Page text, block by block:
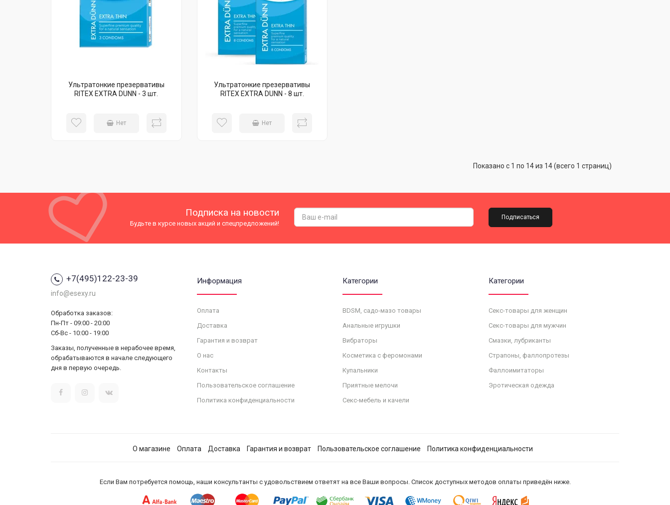
Ультратонкие презервативы
RITEX EXTRA DUNN - 3 шт.
Нет
Ультратонкие презервативы
RITEX EXTRA DUNN - 8 шт.
Нет
Показано с 1 по 14 из 14 (всего 1 страниц)
Подписка на новости
Будьте в курсе новых акций и спецпредложений!
Подписаться
+7(495)122-23-39
info@esexy.ru
Обработка заказов:
Пн-Пт - 09:00 - 20:00
Сб-Вс - 10:00 - 19:00
Заказы, полученные в нерабочее время,
обрабатываются в начале следующего
дня в первую очередь.
Информация
Оплата
Доставка
Гарантия и возврат
О нас
Контакты
Пользовательское соглашение
Политика конфиденциальности
Категории
BDSM, садо-мазо товары
Анальные игрушки
Вибраторы
Косметика с феромонами
Купальники
Приятные мелочи
Секс-мебель и качели
Категории
Секс-товары для женщин
Секс-товары для мужчин
Смазки, лубриканты
Страпоны, фаллопротезы
Фаллоимитаторы
Эротическая одежда
О магазине Оплата Доставка Гарантия и возврат Пользовательское соглашение Политика конфиденциальности
Если Вам потребуется помощь, наши консультанты с удовольствием ответят на все Ваши вопросы. Список доступных методов оплаты приведён ниже.